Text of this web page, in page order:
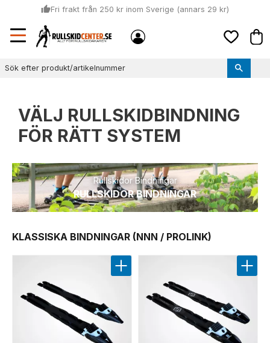
Meny
thumb_upFri frakt från 250 kr inom Sverige (annars 29 kr)
local_shipping
Sommar: Beställ innan kl 11:00 (mån-ons) och vi skickar lagervaror
samma dag
VÄLJ RULLSKIDBINDNING
FÖR RÄTT SYSTEM
Rullskidor Bindningar
RULLSKIDOR BINDNINGAR
KLASSISKA BINDNINGAR (NNN / PROLINK)
Lägg till i favoriter Lägg